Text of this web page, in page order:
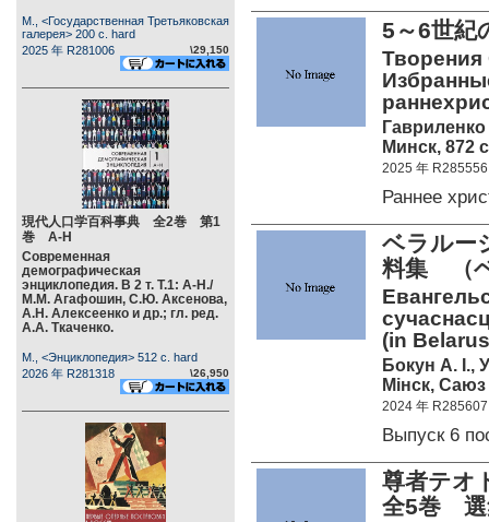
М., <Государственная Третьяковская
галерея> 200 c. hard
2025 年 R281006
\29,150
現代人口学百科事典 全2巻 第1
巻 А-Н
Современная
демографическая
энциклопедия. В 2 т. Т.1: А-Н./
М.М. Агафошин, С.Ю. Аксенова,
А.Н. Алексеенко и др.; гл. ред.
А.А. Ткаченко.
М., <Энциклопедия> 512 c. hard
2026 年 R281318
\26,950
5～6世
Творения
Гавриленко
Минск, 872
2025 年 R285556
Раннее
ベラル
料集 （
(in
Бокун А. I.,
Мiнск,
2024 年 R285607
Выпуск 6
尊者テオ
全5巻